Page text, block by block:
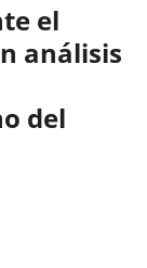
el
análisis
del